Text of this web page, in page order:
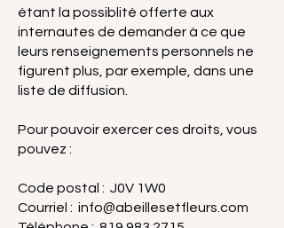
étant la possiblité offerte aux
internautes de demander à ce que
leurs renseignements personnels ne
figurent plus, par exemple, dans une
liste de diffusion.
Pour pouvoir exercer ces droits, vous
pouvez :
Code postal : J0V 1W0
Courriel : info@abeillesetfleurs.com